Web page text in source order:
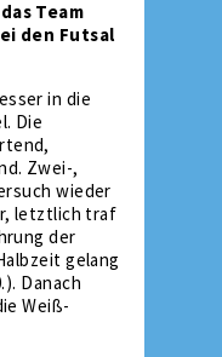
Team
den Futsal
in die
Die
Zwei-,
wieder
letztlich traf
der
gelang
Danach
Weiß-